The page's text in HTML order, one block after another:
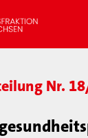
Nr.